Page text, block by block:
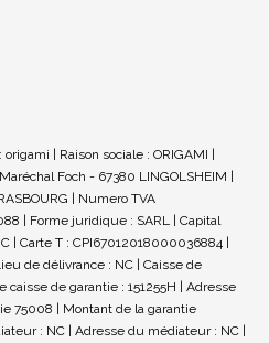
| Raison sociale : ORIGAMI |
Foch - 67380 LINGOLSHEIM |
| Numero TVA
| Forme juridique : SARL | Capital
| Carte T : CPI67012018000036884 |
de délivrance : NC | Caisse de
caisse de garantie : 151255H | Adresse
75008 | Montant de la garantie
: NC | Adresse du médiateur : NC |